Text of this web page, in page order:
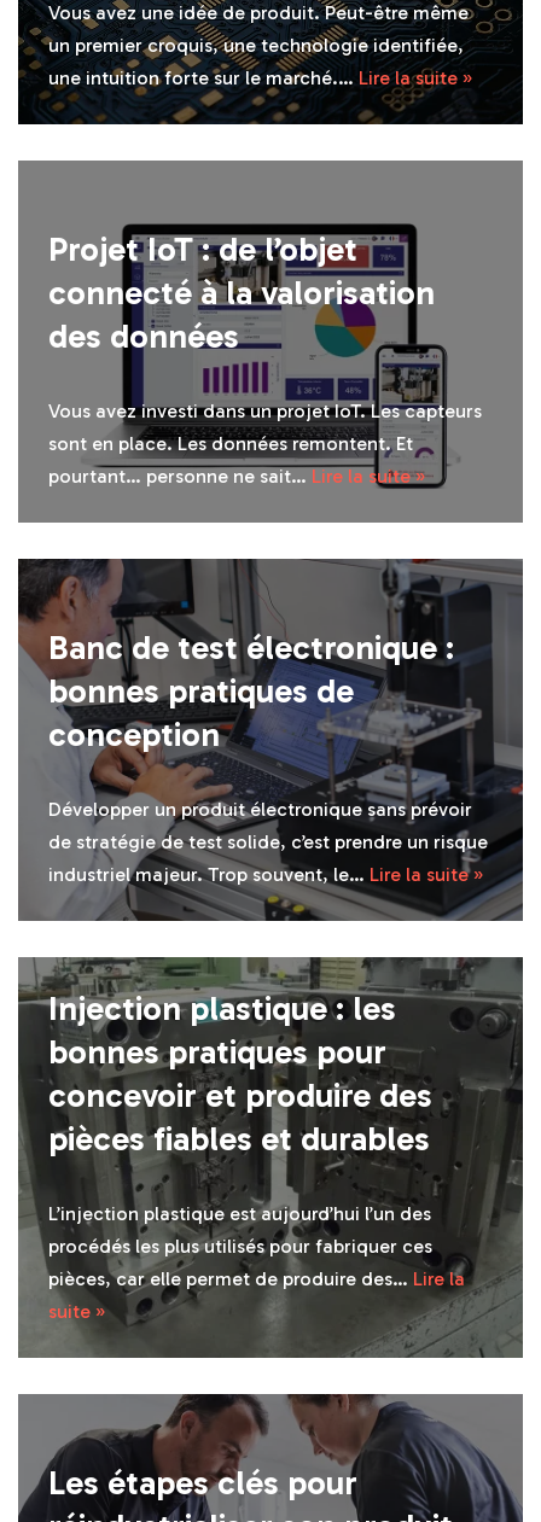
Vous avez une idée de produit. Peut-être même
un premier croquis, une technologie identifiée,
une intuition forte sur le marché.… Lire la suite »
Projet IoT : de l’objet
connecté à la valorisation
des données
Vous avez investi dans un projet IoT. Les capteurs
sont en place. Les données remontent. Et
pourtant… personne ne sait… Lire la suite »
Banc de test électronique :
bonnes pratiques de
conception
Développer un produit électronique sans prévoir
de stratégie de test solide, c’est prendre un risque
industriel majeur. Trop souvent, le… Lire la suite »
Injection plastique : les
bonnes pratiques pour
concevoir et produire des
pièces fiables et durables
L’injection plastique est aujourd’hui l’un des
procédés les plus utilisés pour fabriquer ces
pièces, car elle permet de produire des… Lire la
suite »
Les étapes clés pour